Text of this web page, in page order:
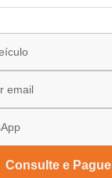
Consulte e Pague